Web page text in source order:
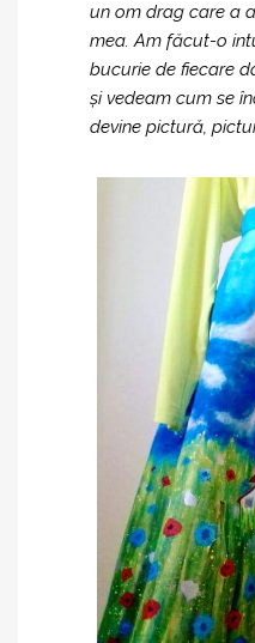
un om drag care a
mea. Am făcut-o
bucurie de fiecare
și vedeam cum se
devine pictură,